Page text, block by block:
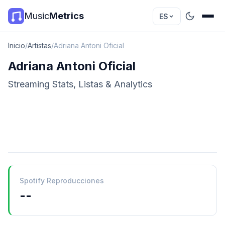
MusicMetrics ES
Inicio/Artistas/Adriana Antoni Oficial
Adriana Antoni Oficial
Streaming Stats, Listas & Analytics
Spotify Reproducciones
--